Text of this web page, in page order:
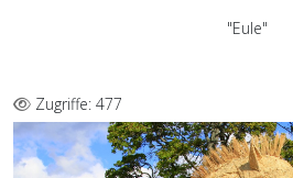
"Eule"
Zugriffe: 477